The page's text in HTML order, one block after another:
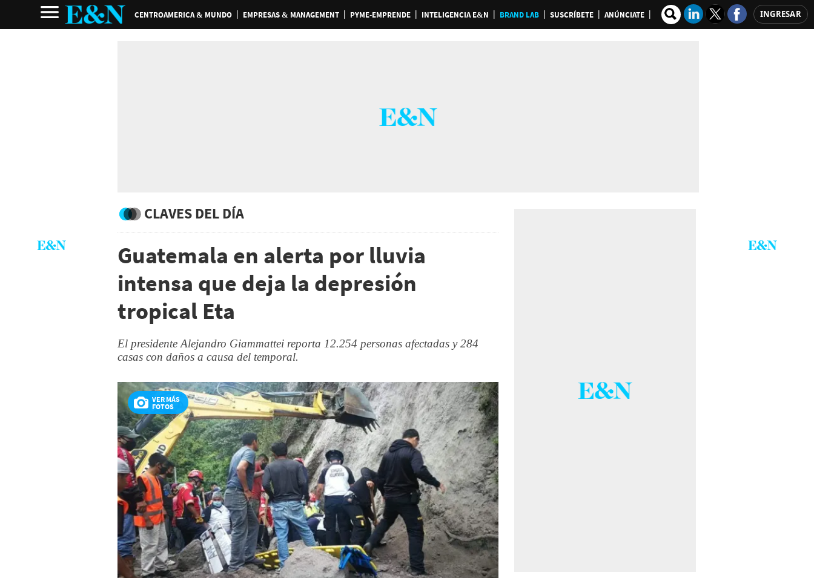
CENTROAMERICA & MUNDO EMPRESAS & MANAGEMENT PYME-EMPRENDE INTELIGENCIA E&N BRAND LAB SUSCRÍBETE ANÚNCIATE INGRESAR
CLAVES DEL DÍA
Guatemala en alerta por lluvia
intensa que deja la depresión
tropical Eta
El presidente Alejandro Giammattei reporta 12.254 personas afectadas y 284
casas con daños a causa del temporal.
VER MÁS
FOTOS